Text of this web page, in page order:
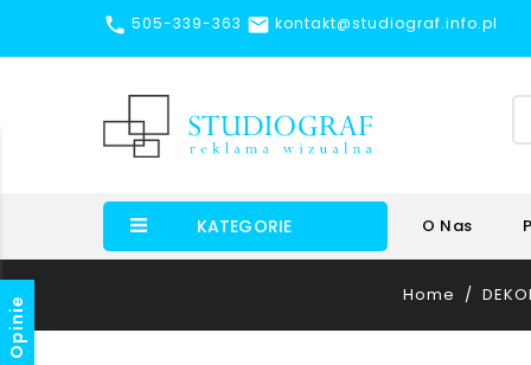
 505-339-363  kontakt@studiograf.info.pl
KATEGORIE O Nas
Home
Opinie